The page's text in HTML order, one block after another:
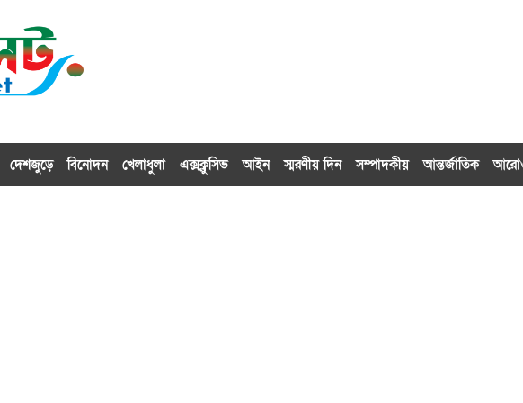
দেশজুড়ে বিনোদন খেলাধুলা এক্সক্লু‌সিভ আইন স্মরণীয় দিন সম্পাদকীয় আন্তর্জাতিক